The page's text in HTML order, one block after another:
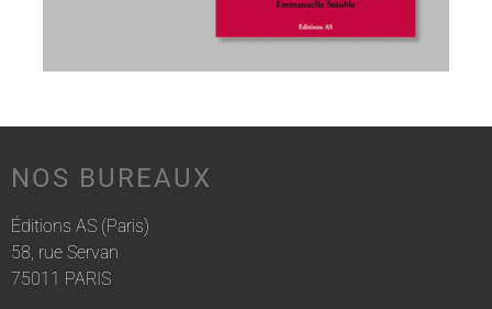
NOS BUREAUX
Éditions AS (Paris)
58, rue Servan
75011 PARIS